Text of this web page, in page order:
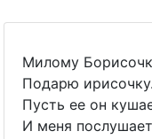
Милому
Подарю ирисочку.
Пусть ее он
И меня